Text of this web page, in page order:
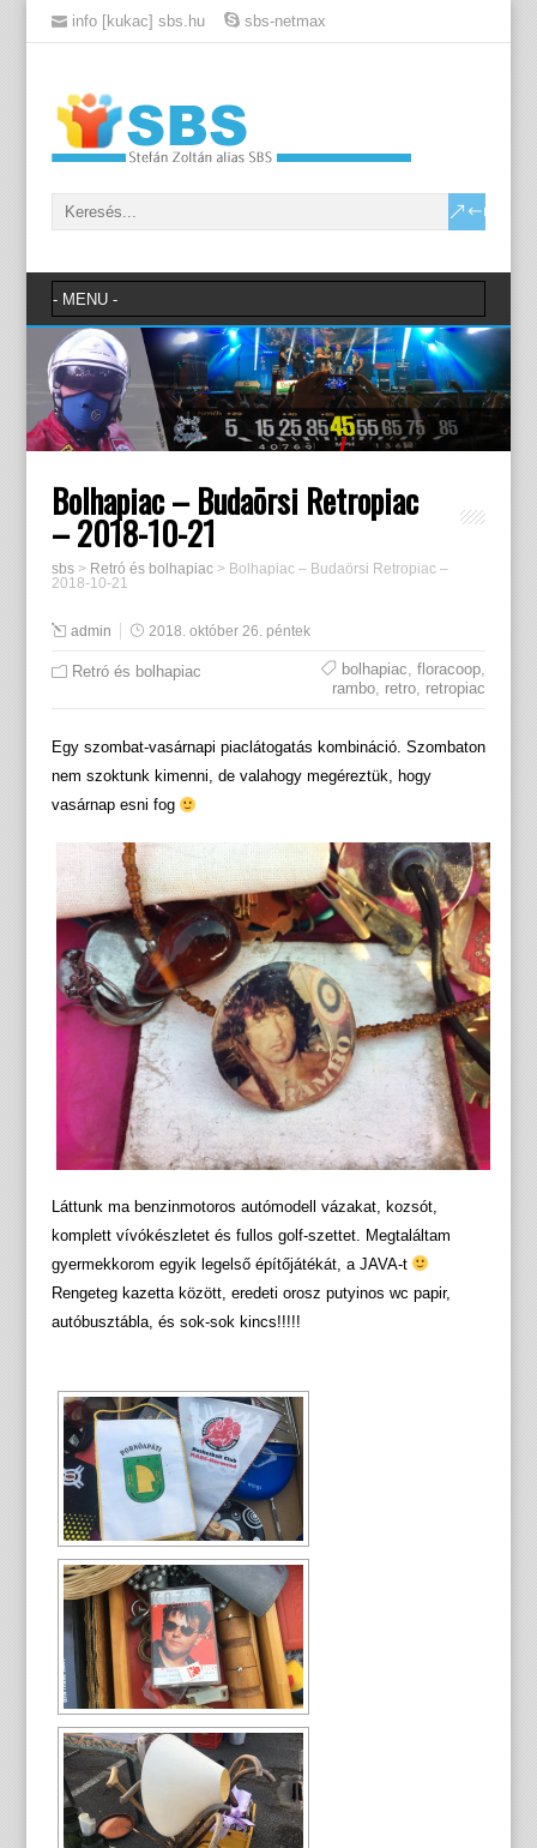
info [kukac] sbs.hu sbs-netmax
Bolhapiac – Budaörsi Retropiac
– 2018-10-21
sbs> Retró és bolhapiac> Bolhapiac – Budaörsi Retropiac –
2018-10-21
admin 2018. október 26. péntek
Retró és bolhapiac bolhapiac,floracoop,
rambo, retro, retropiac
Egy szombat-vasárnapi piaclátogatás kombináció. Szombaton
nem szoktunk kimenni, de valahogy megéreztük, hogy
vasárnap esni fog
Láttunk ma benzinmotoros autómodell vázakat, kozsót,
komplett vívókészletet és fullos golf-szettet. Megtaláltam
gyermekkorom egyik legelső építőjátékát, a JAVA-t
Rengeteg kazetta között, eredeti orosz putyinos wc papir,
autóbusztábla, és sok-sok kincs!!!!!